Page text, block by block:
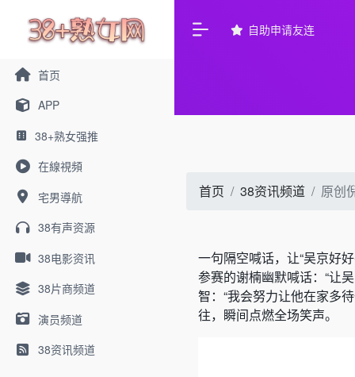
首页
APP
38+熟女强推
在線視頻
宅男導航
38有声资源
38电影资讯
38片商频道
演员频道
38资讯频道
自助申请友连
首页 38资讯频道 原创
一句隔空喊话，让“吴京好
参赛的谢楠幽默喊话：“让
智：“我会努力让他在家多
往，瞬间点燃全场笑声。